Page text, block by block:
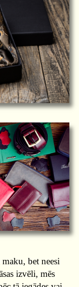
bet neesi
izvēli, mēs